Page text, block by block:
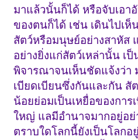
มาแล้วนั้นก็ได้ หรือจับเอ
ของตนก็ได้ เช่น เดินไปเ
สัตว์หรือมนุษย์อย่างสาหัส
อย่างยิ่งแก่สัตว์เหล่านั้น เ
พิจารณาจนเห็นชัดแจ้งว่า
เบียดเบียนซึ่งกันและกัน สั
น้อยย่อมเป็นเหยื่อของการ
ใหญ่ แลมีอำนาจมากอยู่อ
ตราบใดโลกนี้ยังเป็นโลกอ